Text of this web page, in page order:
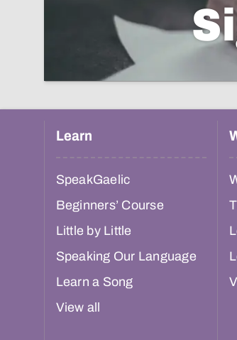
Learn
SpeakGaelic
Beginners’ Course
Little by Little
Speaking Our Language
Learn a Song
View all